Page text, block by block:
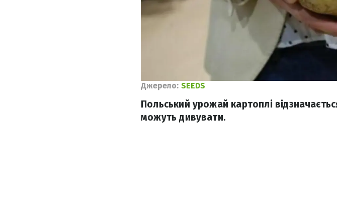
Джерело: SEEDS
Польський урожай картоплі
можуть дивувати.